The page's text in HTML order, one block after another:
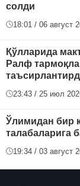
солди
18:01 / 06 август
Қўлларида
Ралф
23:43 / 25 июл
Ўлимидан бир
талабаларига
19:34 / 03 август